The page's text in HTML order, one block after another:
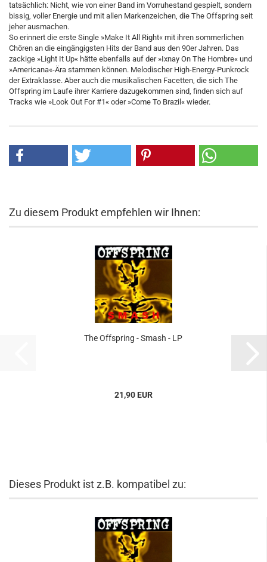
tatsächlich: Nicht, wie von einer Band im Vorruhestand gespielt, sondern
bissig, voller Energie und mit allen Markenzeichen, die The Offspring seit
jeher ausmachen.
So erinnert die erste Single »Make It All Right« mit ihren sommerlichen
Chören an die eingängigsten Hits der Band aus den 90er Jahren. Das
zackige »Light It Up« hätte ebenfalls auf der »Ixnay On The Hombre« und
»Americana«-Ära stammen können. Melodischer High-Energy-Punkrock
der Extraklasse. Aber auch die musikalischen Facetten, die sich The
Offspring im Laufe ihrer Karriere dazugekommen sind, finden sich auf
Tracks wie »Look Out For #1« oder »Come To Brazil« wieder.
Zu diesem Produkt empfehlen wir Ihnen:
The Offspring - Smash - LP
21,90 EUR
Dieses Produkt ist z.B. kompatibel zu: